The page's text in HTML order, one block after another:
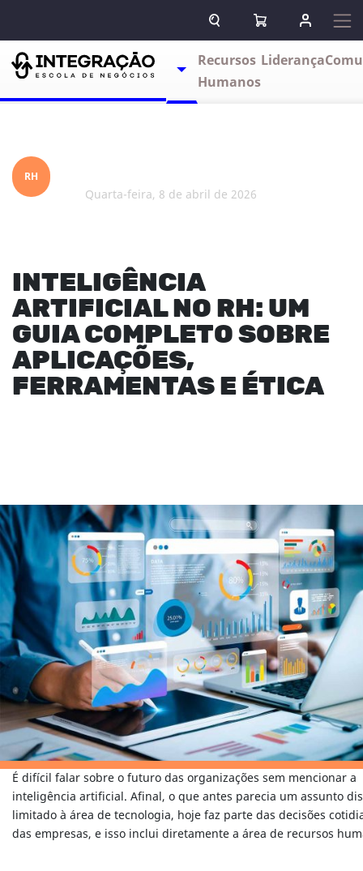
ABRIR CAMPO DE BUSCA
ABRIR CARRINHO
ENTRAR
Escolas
TOGGLE DROPDOWN
Recursos
Humanos
Liderança
RH
quarta-feira, 8 de abril de 2026
INTELIGÊNCIA
ARTIFICIAL NO RH: UM
GUIA COMPLETO SOBRE
APLICAÇÕES,
FERRAMENTAS E ÉTICA
É difícil falar sobre o futuro das organizações sem mencionar a
inteligência artificial. Afinal, o que antes parecia um assunto
limitado à área de tecnologia, hoje faz parte das decisões
das empresas, e isso inclui diretamente a área de recursos